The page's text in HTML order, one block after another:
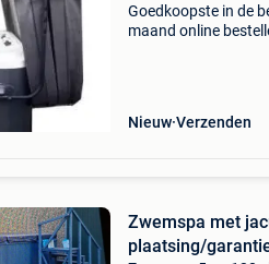
Goedkoopste in de
maand online
Nieuw Verzenden
Zwemspa met
plaatsing/